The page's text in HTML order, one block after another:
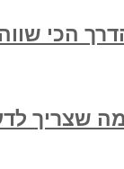
הכי
שצריך